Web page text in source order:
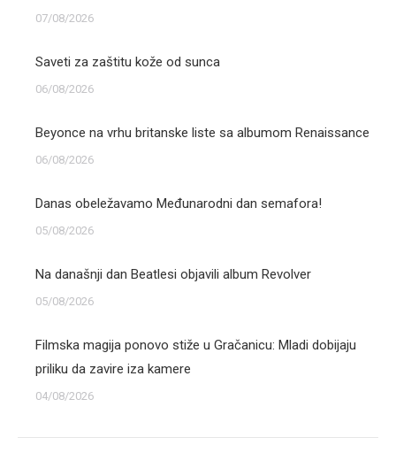
07/08/2026
Saveti za zaštitu kože od sunca
06/08/2026
Beyonce na vrhu britanske liste sa albumom Renaissance
06/08/2026
Danas obeležavamo Međunarodni dan semafora!
05/08/2026
Na današnji dan Beatlesi objavili album Revolver
05/08/2026
Filmska magija ponovo stiže u Gračanicu: Mladi dobijaju
priliku da zavire iza kamere
04/08/2026